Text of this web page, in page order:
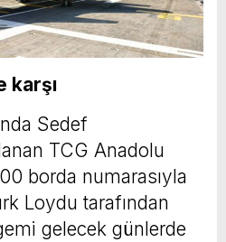
karşı
Sedef
TCG Anadolu
borda numarasıyla
Loydu tarafından
gelecek günlerde